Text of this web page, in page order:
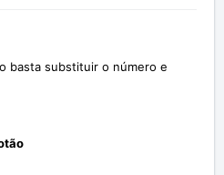
basta substituir o número e